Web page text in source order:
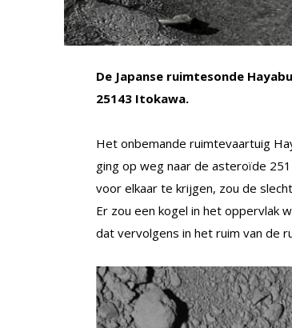
De Japanse ruimtesonde
25143 Itokawa.
Het onbemande ruimtevaartuig
ging op weg naar de asteroïde
voor elkaar te krijgen, zou de
Er zou een kogel in het oppervlak
dat vervolgens in het ruim van de